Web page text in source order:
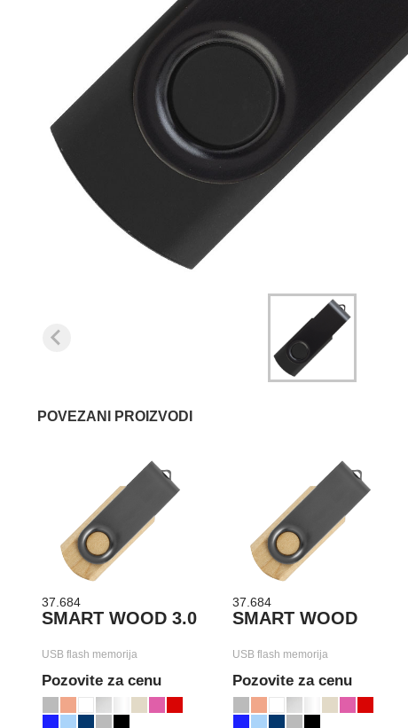
POVEZANI PROIZVODI
37.684
SMART WOOD 3.0
USB flash memorija
Pozovite za cenu
37.684
SMART WOOD
USB flash memorija
Pozovite za cenu